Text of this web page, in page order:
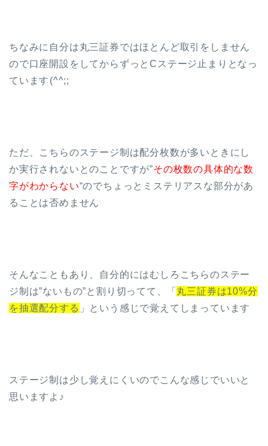
ちなみに自分は丸三証券ではほとんど取引をしません
ので口座開設をしてからずっとCステージ止まりとなっ
ています(^^;;
ただ、こちらのステージ制は配分枚数が多いときにし
か実行されないとのことですが”その枚数の具体的な数
字がわからない“のでちょっとミステリアスな部分があ
ることは否めません
そんなこともあり、自分的にはむしろこちらのステー
ジ制は”ないもの”と割り切ってて、「 丸三証券は10%分
を抽選配分する 」という感じで覚えてしまっています
ステージ制は少し覚えにくいのでこんな感じでいいと
思いますよ♪